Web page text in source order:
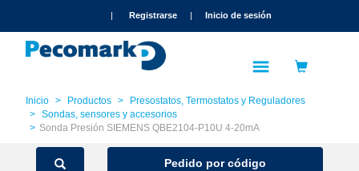
| Registrarse | Inicio de sesión
Inicio Productos
Presostatos, Termostatos y Reguladores
Sondas, sensores y accesorios
Sonda Presión SIEMENS QBE2104-P10U 4-20mA
Pedido por código